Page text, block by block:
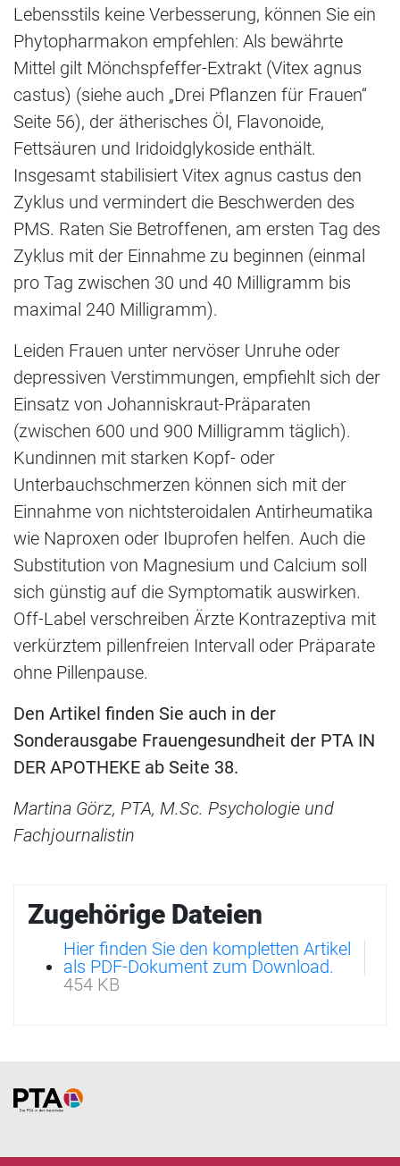
Lebensstils keine Verbesserung, können Sie ein
Phytopharmakon empfehlen: Als bewährte
Mittel gilt Mönchspfeffer-Extrakt (Vitex agnus
castus) (siehe auch „Drei Pflanzen für Frauen“
Seite 56), der ätherisches Öl, Flavonoide,
Fettsäuren und Iridoidglykoside enthält.
Insgesamt stabilisiert Vitex agnus castus den
Zyklus und vermindert die Beschwerden des
PMS. Raten Sie Betroffenen, am ersten Tag des
Zyklus mit der Einnahme zu beginnen (einmal
pro Tag zwischen 30 und 40 Milligramm bis
maximal 240 Milligramm).
Leiden Frauen unter nervöser Unruhe oder
depressiven Verstimmungen, empfiehlt sich der
Einsatz von Johanniskraut-​Präparaten
(zwischen 600 und 900 Milligramm täglich).
Kundinnen mit starken Kopf- oder
Unterbauchschmerzen können sich mit der
Einnahme von nichtsteroidalen Antirheumatika
wie Naproxen oder Ibuprofen helfen. Auch die
Substitution von Magnesium und Calcium soll
sich günstig auf die Symptomatik auswirken.
Off-Label verschreiben Ärzte Kontrazeptiva mit
verkürztem pillenfreien Intervall oder Präparate
ohne Pillenpause.
Den Artikel finden Sie auch in der
Sonderausgabe Frauengesundheit der PTA IN
DER APOTHEKE ab Seite 38.
Martina Görz, PTA, M.Sc. Psychologie und
Fachjournalistin
Zugehörige Dateien
Hier finden Sie den kompletten Artikel
als PDF-Dokument zum Download.
454 KB
Home